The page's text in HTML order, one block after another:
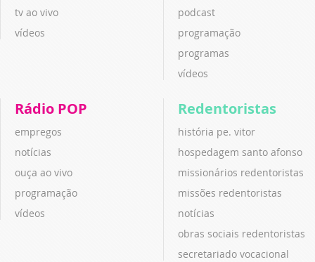
tv ao vivo
vídeos
podcast
programação
programas
vídeos
Rádio POP
empregos
notícias
ouça ao vivo
programação
vídeos
Redentoristas
história pe. vitor
hospedagem santo afonso
missionários redentoristas
missões redentoristas
notícias
obras sociais redentoristas
secretariado vocacional